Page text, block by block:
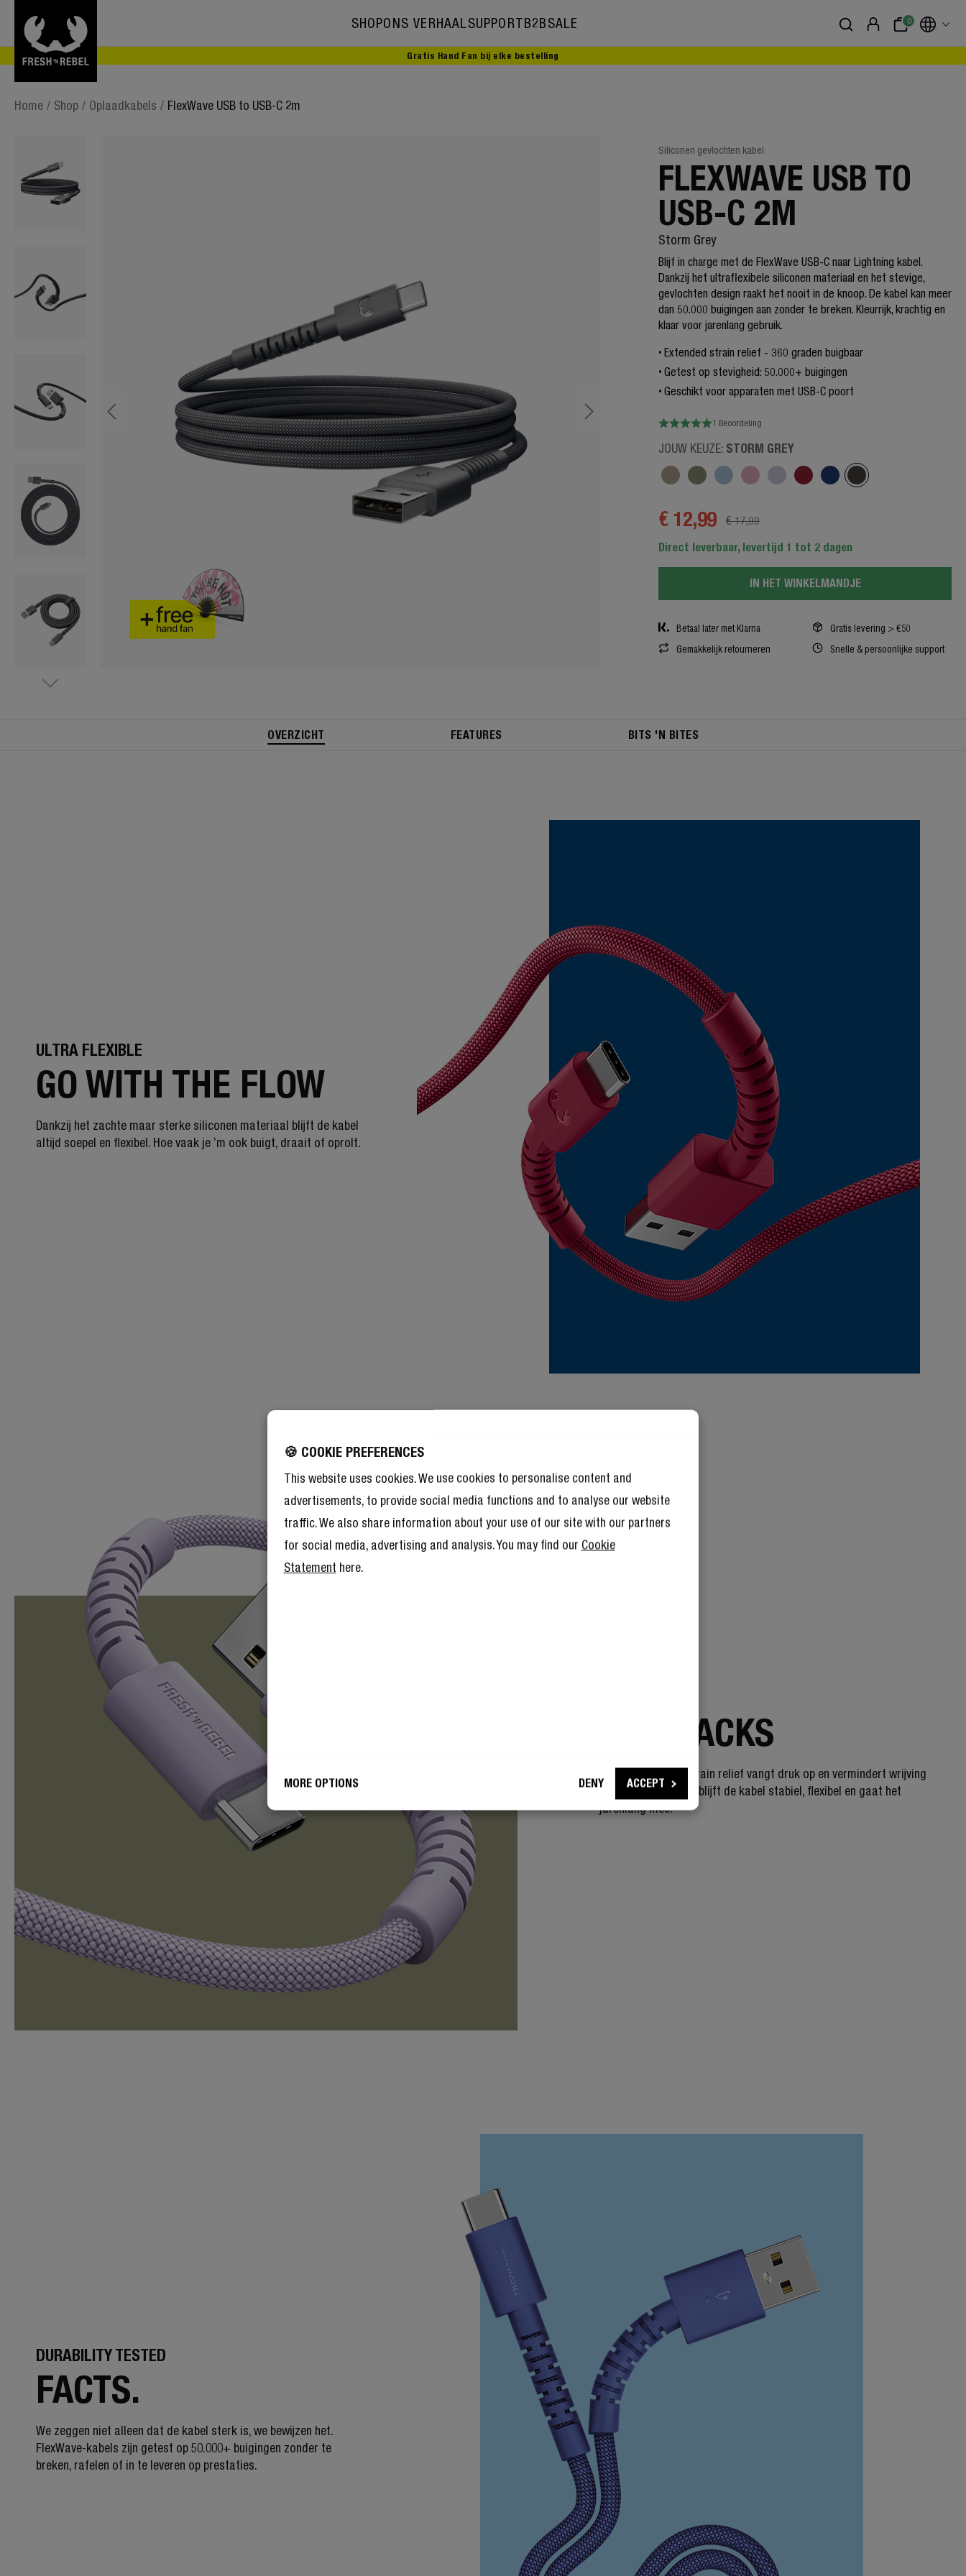
🍪 COOKIE PREFERENCES
This website uses cookies. We use cookies to personalise content and
advertisements, to provide social media functions and to analyse our website
traffic. We also share information about your use of our site with our partners
for social media, advertising and analysis. You may find our Cookie
Statement here.
MORE OPTIONS DENY ACCEPT
0
SHOPONS VERHAAL
Ons verhaal
SUPPORTB2BSALE
Gratis Hand Fan bij elke bestelling
Home / Shop / Oplaadkabels / FlexWave USB to USB-C 2m
Siliconen gevlochten kabel
FLEXWAVE USB TO
USB-C 2M
Storm Grey
Blijf in charge met de FlexWave USB-C naar Lightning kabel.
Dankzij het ultraflexibele siliconen materiaal en het stevige,
gevlochten design raakt het nooit in de knoop. De kabel kan meer
dan 50.000 buigingen aan zonder te breken. Kleurrijk, krachtig en
klaar voor jarenlang gebruik.
Extended strain relief - 360 graden buigbaar
Getest op stevigheid: 50.000+ buigingen
Geschikt voor apparaten met USB-C poort
1 Beoordeling
JOUW KEUZE: STORM GREY
€ 12,99 € 17,99
Direct leverbaar, levertijd 1 tot 2 dagen
IN HET WINKELMANDJE
Betaal later met Klarna
Gratis levering > €50
Gemakkelijk retourneren
Snelle & persoonlijke support
OVERZICHT FEATURES BITS 'N BITES
ULTRA FLEXIBLE
GO WITH THE FLOW
Dankzij het zachte maar sterke siliconen materiaal blijft de kabel
altijd soepel en flexibel. Hoe vaak je ’m ook buigt, draait of oprolt.
NO CRACKS
De 360° buigbare strain relief vangt druk op en vermindert wrijving
bij de connector. Zo blijft de kabel stabiel, flexibel en gaat het
jarenlang mee.
DURABILITY TESTED
FACTS.
We zeggen niet alleen dat de kabel sterk is, we bewijzen het.
FlexWave-kabels zijn getest op 50.000+ buigingen zonder te
breken, rafelen of in te leveren op prestaties.